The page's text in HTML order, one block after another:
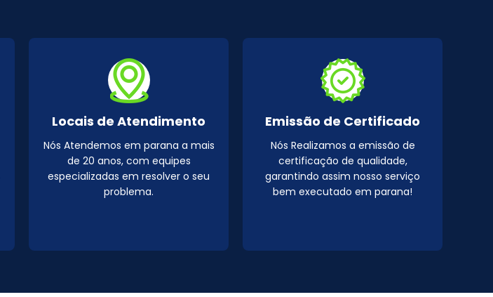
Locais de Atendimento
Nós Atendemos em parana a mais
de 20 anos, com equipes
especializadas em resolver o seu
problema.
Emissão de Certificado
Nós Realizamos a emissão de
certificação de qualidade,
garantindo assim nosso serviço
bem executado em parana!